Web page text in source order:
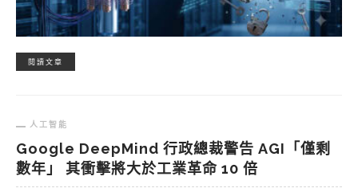
閱讀文章
人工智能
Google DeepMind 行政總裁警告 AGI「僅剩
數年」 其衝擊將大於工業革命 10 倍